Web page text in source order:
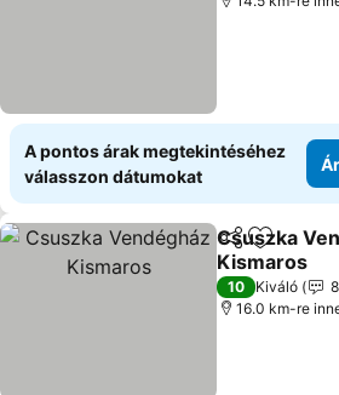
A pontos árak megtekintéséhez
válasszon dátumokat
Megosztás
Csuszka
Kismaros
10 Kiváló
8
16.0 km-re